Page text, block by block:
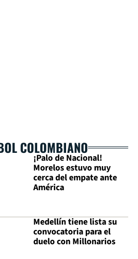
COLOMBIANO
¡Palo de Nacional!
Morelos estuvo muy
cerca del empate ante
América
Medellín tiene lista su
convocatoria para el
duelo con Millonarios